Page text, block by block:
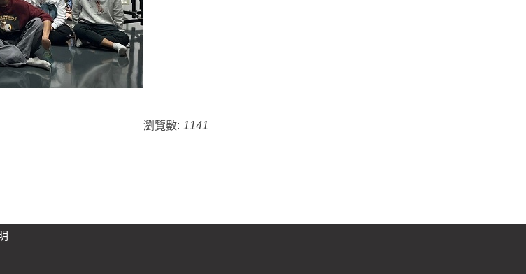
瀏覽數: 1141